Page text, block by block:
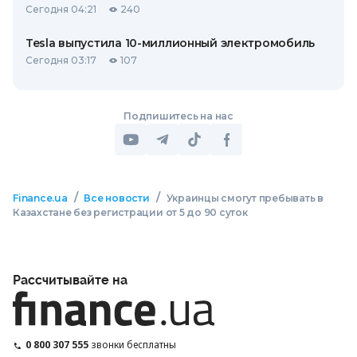
Сегодня 04:21 240
Tesla выпустила 10-миллионный электромобиль
Сегодня 03:17 107
Подпишитесь на нас
Finance.ua / Все новости / Украинцы смогут пребывать в
Казахстане без регистрации от 5 до 90 суток
Рассчитывайте на
0 800 307 555 звонки бесплатны